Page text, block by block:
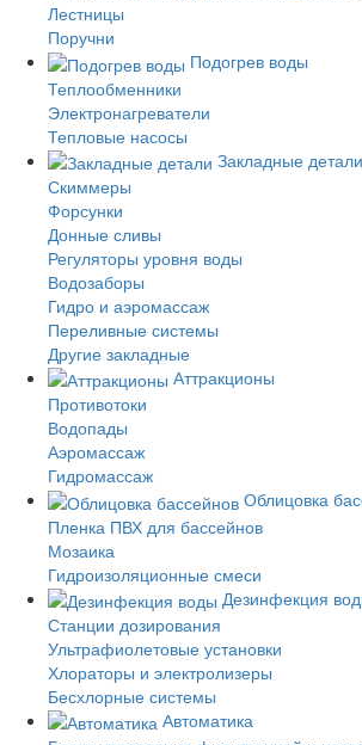
Лестницы
Поручни
Подогрев воды
Теплообменники
Электронагреватели
Тепловые насосы
Закладные детали
Скиммеры
Форсунки
Донные сливы
Регуляторы уровня воды
Водозаборы
Гидро и аэромассаж
Переливные системы
Другие закладные
Аттракционы
Противотоки
Водопады
Аэромассаж
Гидромассаж
Облицовка
Пленка ПВХ для бассейнов
Мозаика
Гидроизоляционные смеси
Дезинфекция
Станции дозирования
Ультрафиолетовые установки
Хлораторы и электролизеры
Бесхлорные системы
Автоматика